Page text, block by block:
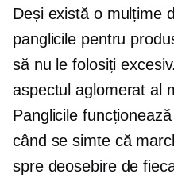
Deși există o mulțime
panglicile pentru
să nu le folosiți
aspectul aglomerat al
Panglicile
când se simte că
spre deosebire de